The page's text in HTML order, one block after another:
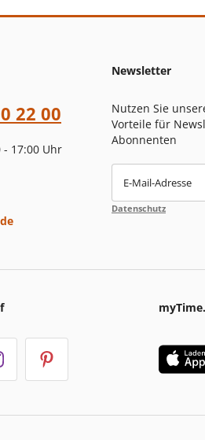
22 00
- 17:00 Uhr
Newsletter
Nutzen Sie
Vorteile für
Abonnenten
E-Mail-Adresse
Datenschutz